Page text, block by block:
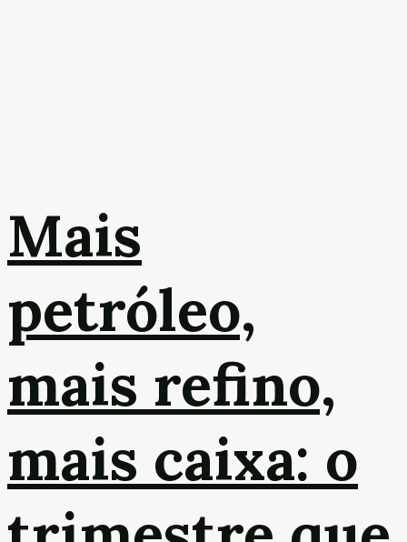
Mais
petróleo,
mais refino,
mais caixa: o